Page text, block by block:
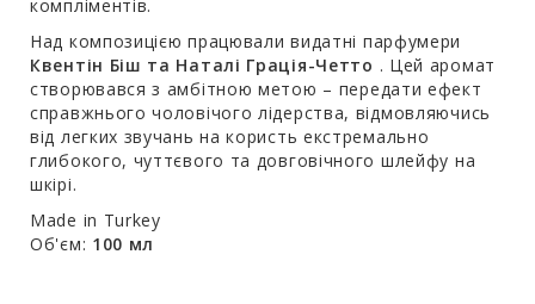
компліментів.
Над композицією працювали видатні парфумери
Квентін Біш та Наталі Грація-Четто . Цей аромат
створювався з амбітною метою – передати ефект
справжнього чоловічого лідерства, відмовляючись
від легких звучань на користь екстремально
глибокого, чуттєвого та довговічного шлейфу на
шкірі.
Made in Turkey
Об'єм: 100 мл